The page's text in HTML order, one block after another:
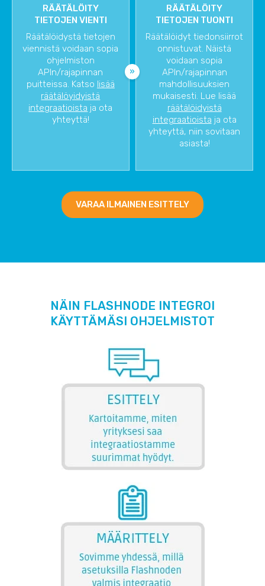
RÄÄTÄLÖITY
TIETOJEN VIENTI
Räätälöidystä tietojen
viennistä voidaan sopia
ohjelmiston
APIn/rajapinnan
puitteissa. Katso lisää
räätälöyidyistä
integraatioista ja ota
yhteyttä!
RÄÄTÄLÖITY
TIETOJEN TUONTI
Räätälöidyt tiedonsiirrot
onnistuvat. Näistä
voidaan sopia
APIn/rajapinnan
mahdollisuuksien
mukaisesti. Lue lisää
räätälöidyistä
integraatioista ja ota
yhteyttä, niin sovitaan
asiasta!
VARAA ILMAINEN ESITTELY
NÄIN FLASHNODE INTEGROI
KÄYTTÄMÄSI OHJELMISTOT